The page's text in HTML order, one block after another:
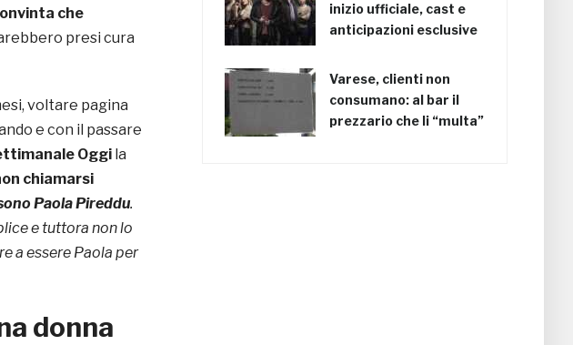
che
presi cura
voltare pagina
e con il passare
Oggi la
chiamarsi
Paola Pireddu.
e tuttora non lo
a essere Paola per
donna
inizio ufficiale, cast e
anticipazioni esclusive
Varese, clienti non
consumano: al bar il
prezzario che li “multa”